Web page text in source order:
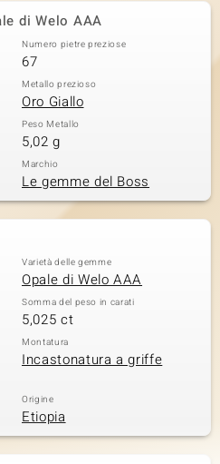
di Welo AAA
Numero pietre preziose
67
Metallo prezioso
Oro Giallo
Peso Metallo
5,02 g
Marchio
Le gemme del Boss
Varietà delle gemme
Opale di Welo AAA
Somma del peso in carati
5,025 ct
Montatura
Incastonatura a griffe
Origine
Etiopia